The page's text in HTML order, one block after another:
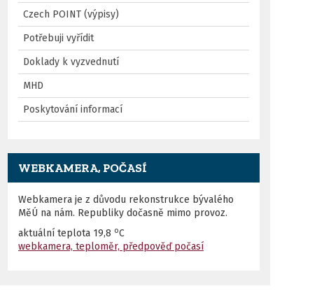
Czech POINT (výpisy)
Potřebuji vyřídit
Doklady k vyzvednutí
MHD
Poskytování informací
WEBKAMERA, POČASÍ
Webkamera je z důvodu rekonstrukce bývalého
MěÚ na nám. Republiky dočasně mimo provoz.
aktuální teplota 19,8 oC
webkamera, teploměr, předpověď počasí